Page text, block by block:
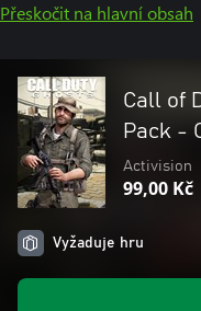
Přeskočit na hlavní obsah
Call of
Pack -
Activision
99,00 Kč
Vyžaduje hru